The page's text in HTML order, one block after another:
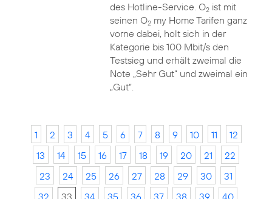
des Hotline-Service. O2ist mit
seinen O2my Home Tarifen ganz
vorne dabei, holt sich in der
Kategorie bis 100 Mbit/s den
Testsieg und erhält zweimal die
Note „Sehr Gut“ und zweimal ein
„Gut“.
1 2 3 4 5 6 7 8 9 10 11
12
13
14 15 16 17 18 19 20 21
22
23
24 25 26 27 28 29 30
31
32
33 34 35 36 37 38 39
40